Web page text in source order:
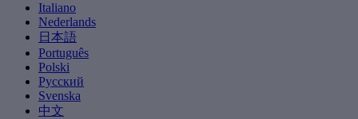
Italiano
Nederlands
日本語
Português
Polski
Русский
Svenska
中文